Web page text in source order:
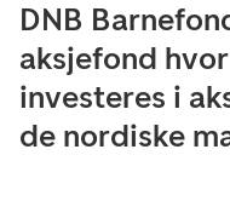
DNB
aksjefond
investeres i
de nordiske